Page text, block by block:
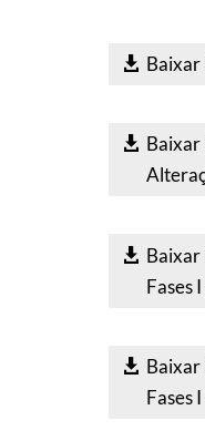
Baixar
Baixar
Baixar
Fases
Baixar
Fases